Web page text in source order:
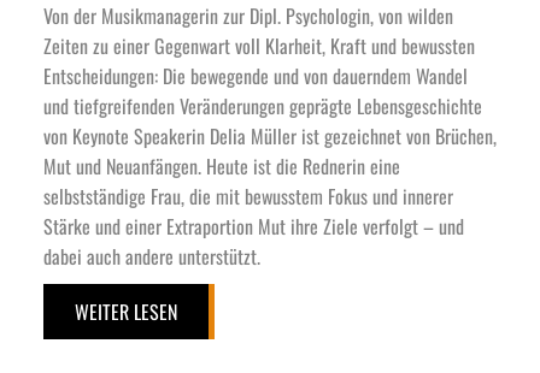
Von der Musikmanagerin zur Dipl. Psychologin, von wilden
Zeiten zu einer Gegenwart voll Klarheit, Kraft und bewussten
Entscheidungen: Die bewegende und von dauerndem Wandel
und tiefgreifenden Veränderungen geprägte Lebensgeschichte
von Keynote Speakerin Delia Müller ist gezeichnet von Brüchen,
Mut und Neuanfängen. Heute ist die Rednerin eine
selbstständige Frau, die mit bewusstem Fokus und innerer
Stärke und einer Extraportion Mut ihre Ziele verfolgt – und
dabei auch andere unterstützt.
WEITER LESEN